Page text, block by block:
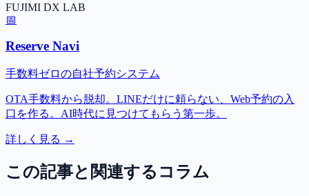
FUJIMI DX LAB
📅
Reserve Navi
手数料ゼロの自社予約システム
OTA手数料から脱却。LINEだけに頼らない、Web予約の入
口を作る。AI時代に見つけてもらう第一歩。
詳しく見る →
この記事と関連するコラム